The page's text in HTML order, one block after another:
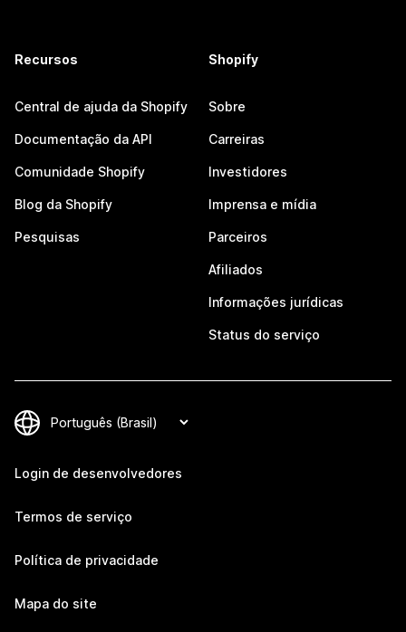
Recursos
Central de ajuda da Shopify
Documentação da API
Comunidade Shopify
Blog da Shopify
Pesquisas
Shopify
Sobre
Carreiras
Investidores
Imprensa e mídia
Parceiros
Afiliados
Informações jurídicas
Status do serviço
Login de desenvolvedores
Termos de serviço
Política de privacidade
Mapa do site